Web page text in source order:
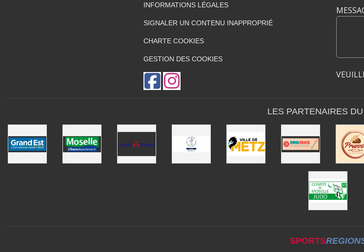
INFORMATIONS LÉGALES
SIGNALER UN CONTENU INAPPROPRIÉ
CHARTE COOKIES
GESTION DES COOKIES
LES PARTENAIRES
SPORTS